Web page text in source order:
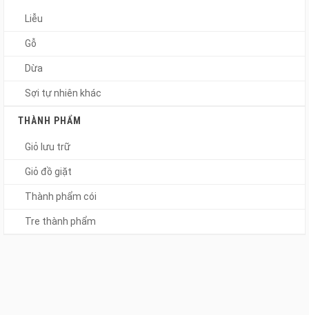
Liễu
Gỗ
Dừa
Sợi tự nhiên khác
THÀNH PHẨM
Giỏ lưu trữ
Giỏ đồ giặt
Thành phẩm cói
Tre thành phẩm